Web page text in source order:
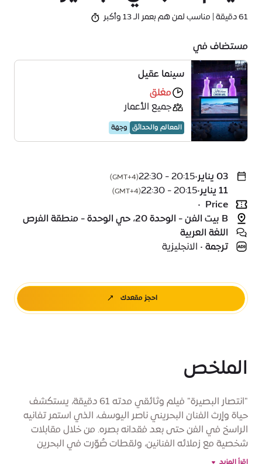
61 دقيقة | مناسب لمن هم بعمر الـ 13 وأكبر
مستضاف في
سينما عقيل
مغلق
جميع الأعمار
المعالم والحدائق وجهة
03 يناير •
20:15 - 22:30
(GMT+4)
11 يناير •
20:15 - 22:30
(GMT+4)
Price
•
B بيت الفن - الوحدة 20، حي الوحدة - منطقة الفرص
اللغة العربية
ترجمة • الانجليزية
احجز مقعدك
الملخص
"انتصار البصيرة" فيلم وثائقي مدته 61 دقيقة، يستكشف
حياة وإرث الفنان البحريني ناصر اليوسف، الذي استمر تفانيه
الراسخ في الفن حتى بعد فقدانه بصره. من خلال مقابلات
شخصية مع زملائه الفنانين، ولقطات صُوّرت في البحرين
وباريس ونيويورك، يتتبع الفيلم مسيرته الفنية الحافلة،
اقرأ المزيد